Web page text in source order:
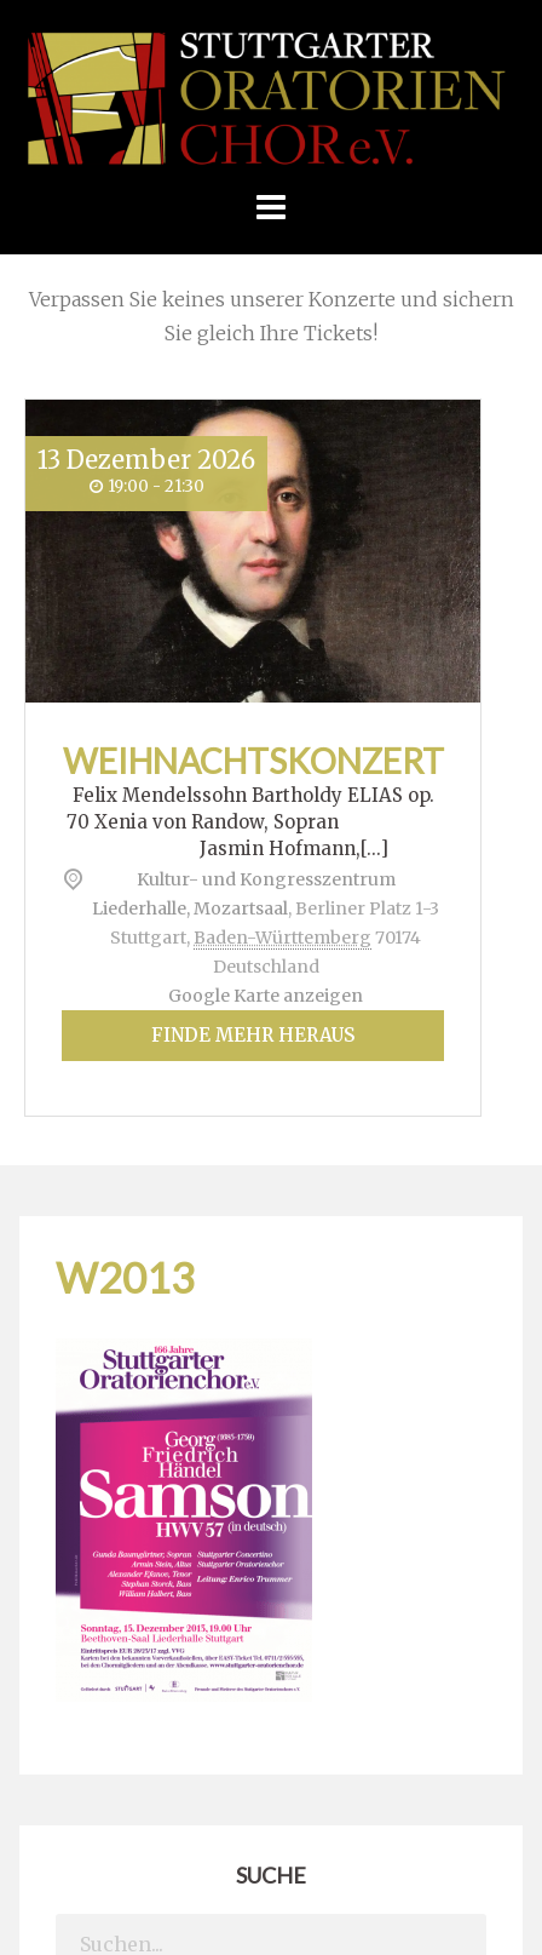
Skip
E.V.
Home Weihnachtskonzert » W2013
Verpassen Sie keines unserer Konzerte und sichern
Sie gleich Ihre Tickets!
13 Dezember 2026
19:00 - 21:30
WEIHNACHTSKONZERT
Felix Mendelssohn Bartholdy ELIAS op.
70 Xenia von Randow, Sopran
Jasmin Hofmann,[...]
Kultur- und Kongresszentrum
Liederhalle, Mozartsaal, Berliner Platz 1-3
Stuttgart, Baden-Württemberg 70174
Deutschland
Google Karte anzeigen
FINDE MEHR HERAUS
W2013
SUCHE
Search